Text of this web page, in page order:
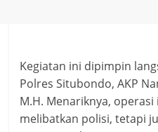
Kegiatan ini dipimpin
Polres Situbondo, AKP
M.H. Menariknya,
melibatkan polisi, tetapi